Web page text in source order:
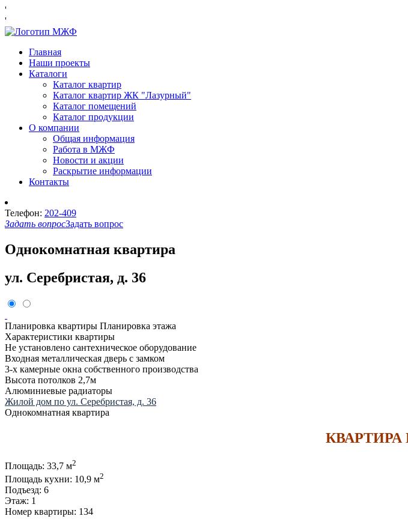
'
'
Главная
Наши проекты
Каталоги
Каталог квартир
Каталог квартир ЖК "Лазурный"
Каталог помещений
Каталог продукции
О компании
Общая информация
Работа в МЖФ
Новости и акции
Раскрытие информации
Контакты
Телефон: 202-409
Задать вопросЗадать вопрос
Однокомнатная квартира
ул. Серебристая, д. 36
Планировка квартиры Планировка этажа
Характеристики квартиры
Не установлено сантехническое оборудование
Входная металлическая дверь с замком
3-х камерные окна собственного производства
Высота потолков 2,7м
Алюминиевые радиаторы
Жилой дом по ул. Серебристая, д. 36
Однокомнатная квартира
Площадь: 33,7 м2
Площадь кухни: 10,9 м2
Подъезд: 6
Этаж: 1
Номер квартиры: 134